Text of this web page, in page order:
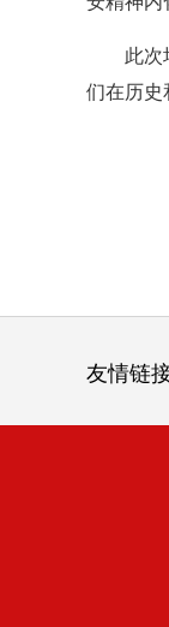
此次
们在历史
友情链